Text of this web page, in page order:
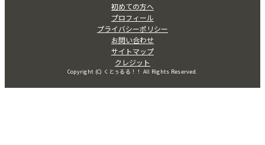
初めての方へ
プロフィール
プライバシーポリシー
お問い合わせ
サイトマップ
クレジット
Copyright (C) くとぅるる！！ All Rights Reserved.